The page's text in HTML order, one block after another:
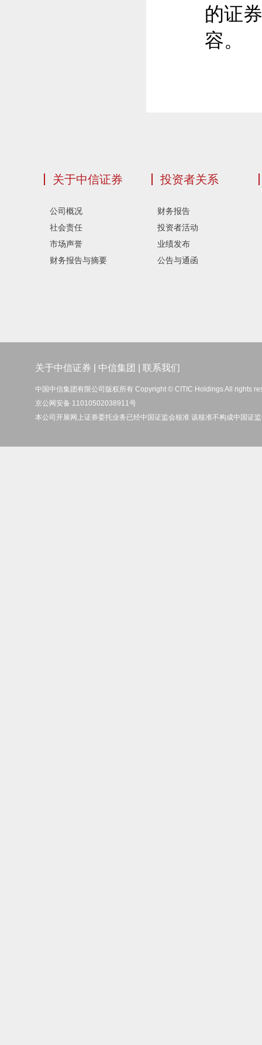
的证
容。
关于中信证券
公司概况
社会责任
市场声誉
财务报告与摘要
投资者关系
财务报告
投资者活动
业绩发布
公告与通函
关于中信证券 中信集团 联系我们
中国中信集团有限公司版权所有 Copyright © CITIC Holdings All rights
京公网安备 11010502038911号
本公司开展网上证券委托业务已经中国证监会核准 该核准不构成中国证